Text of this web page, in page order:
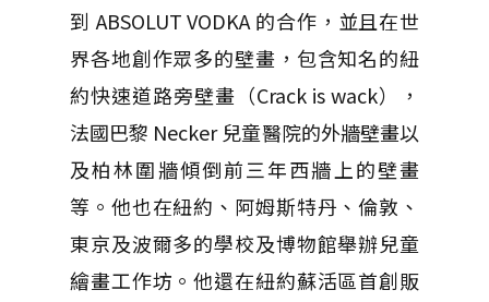
到 ABSOLUT VODKA 的合作，並且在世
界各地創作眾多的壁畫，包含知名的紐
約快速道路旁壁畫（Crack is wack），
法國巴黎 Necker 兒童醫院的外牆壁畫以
及柏林圍牆傾倒前三年西牆上的壁畫
等。他也在紐約、阿姆斯特丹、倫敦、
東京及波爾多的學校及博物館舉辦兒童
繪畫工作坊。他還在紐約蘇活區首創販